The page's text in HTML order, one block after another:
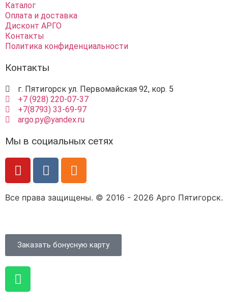
Каталог
Оплата и доставка
Дисконт АРГО
Контакты
Политика конфиденциальности
Контакты
г. Пятигорск ул. Первомайская 92, кор. 5
+7 (928) 220-07-37
+7(8793) 33-69-97
argo.py@yandex.ru
Мы в социальных сетях
Все права защищены. © 2016 - 2026 Арго Пятигорск.
Заказать бонусную карту